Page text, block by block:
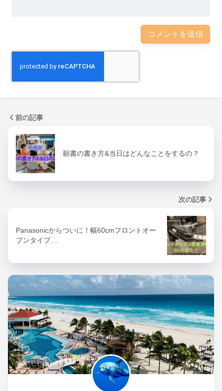
前の記事
願書の書き方&当日はどんなことをするの？
次の記事
Panasonicからついに！幅60cmフロントオー
プンタイプ…